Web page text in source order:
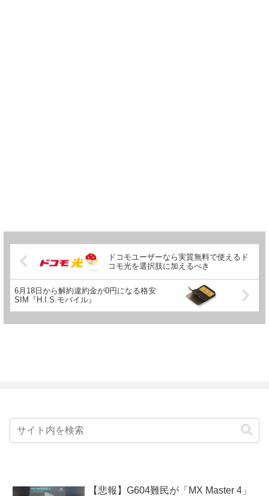
ドコモユーザーなら実質無料で使えるド
コモ光を選択肢に加えるべき
6月18日から解約違約金が0円になる格安
SIM『H.I.S.モバイル』
【悲報】G604難民が「MX Master 4」